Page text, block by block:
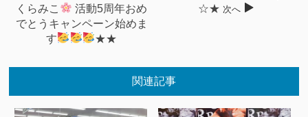
くらみこ
活動5周年おめ
でとうキャンペーン始めま
す
★★
☆★ 次へ
関連記事